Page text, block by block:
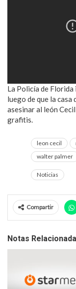
La Policía de
luego de que la
asesinar al león
grafitis.
leon cecil
walter palmer
Noticias
Compartir
Notas